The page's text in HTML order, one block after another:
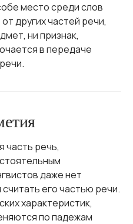
место среди слов
других частей речи,
ни признак,
в передаче
часть речь,
даже нет
его частью речи.
характеристик,
по падежам